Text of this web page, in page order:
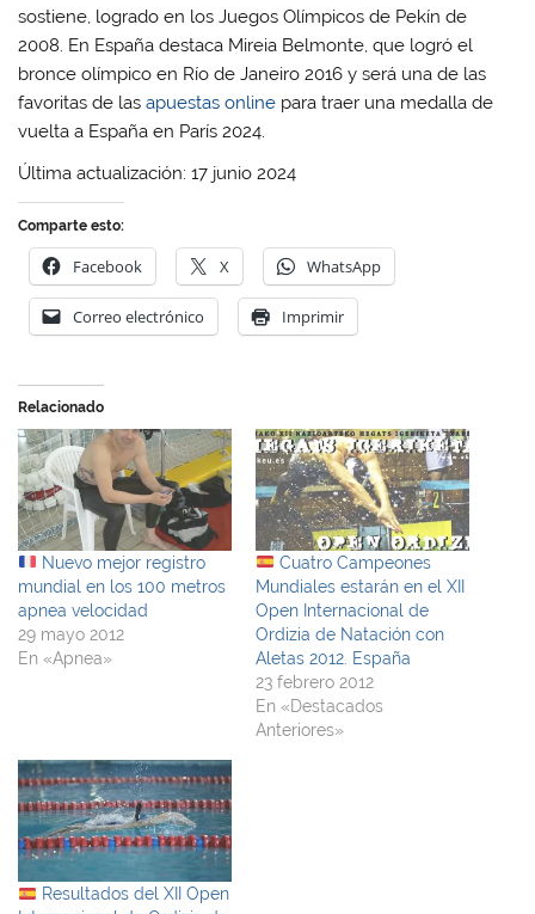
sostiene, logrado en los Juegos Olímpicos de Pekín de
2008. En España destaca Mireia Belmonte, que logró el
bronce olímpico en Río de Janeiro 2016 y será una de las
favoritas de lasapuestas online para traer una medalla de
vuelta a España en París 2024.
Última actualización: 17 junio 2024
Comparte esto:
Facebook X WhatsApp
Correo electrónico Imprimir
Relacionado
Nuevo mejor registro
mundial en los 100 metros
apnea velocidad
29 mayo 2012
En «Apnea»
Cuatro Campeones
Mundiales estarán en el XII
Open Internacional de
Ordizia de Natación con
Aletas 2012. España
23 febrero 2012
En «Destacados
Anteriores»
Resultados del XII Open